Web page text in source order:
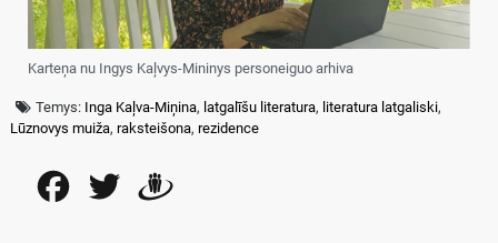
Karteņa nu Ingys Kaļvys-Mininys personeiguo arhiva
Temys: Inga Kaļva-Miņina, latgalīšu literatura, literatura latgaliski,
Lūznovys muiža, raksteišona, rezidence
FacebookTwitter